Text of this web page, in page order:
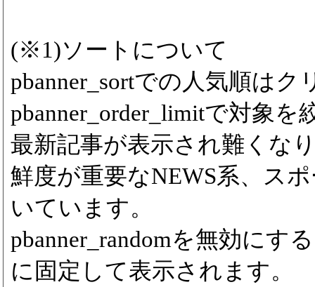
(※1)ソートについて
pbanner_sortでの人気順は
pbanner_order_limitで対象を
最新記事が表示され難くな
鮮度が重要なNEWS系、ス
いています。
pbanner_randomを無効にす
に固定して表示されます。